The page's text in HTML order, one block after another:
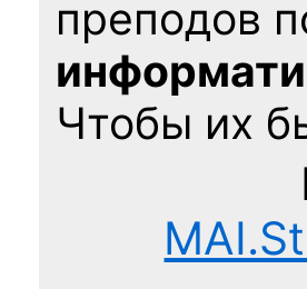
преподов
Чтобы их